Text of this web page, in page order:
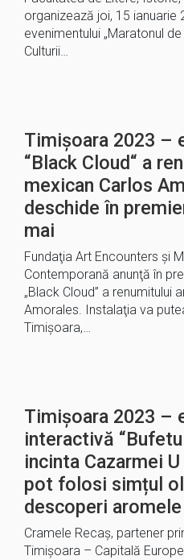
organizează joi, 15 ianuarie
evenimentului „Maratonul
Culturii…
Timișoara 2023 –
“Black Cloud“ a
mexican Carlos
deschide în
mai
Fundaţia Art Encounters şi
Contemporană anunţă în
„Black Cloud” a renumitului
Amorales. Instalaţia va
Timişoara,…
Timișoara 2023 –
interactivă
incinta Cazarmei
pot folosi simțul
descoperi
Cramele Recaș, partener
Timișoara – Capitală